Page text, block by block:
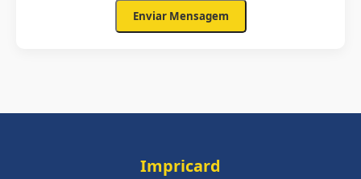
Enviar Mensagem
Impricard